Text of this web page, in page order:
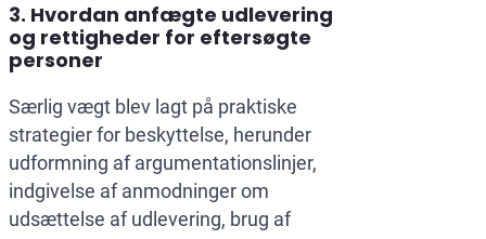
3. Hvordan anfægte udlevering
og rettigheder for eftersøgte
personer
Særlig vægt blev lagt på praktiske
strategier for beskyttelse, herunder
udformning af argumentationslinjer,
indgivelse af anmodninger om
udsættelse af udlevering, brug af